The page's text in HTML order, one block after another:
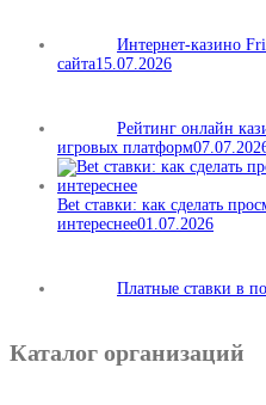
Интернет-казино
сайта15.07.2026
Рейтинг онлайн
игровых платформ
Bet ставки: как сделать
интереснее01.07.2026
Платные ставки в
Каталог организаций